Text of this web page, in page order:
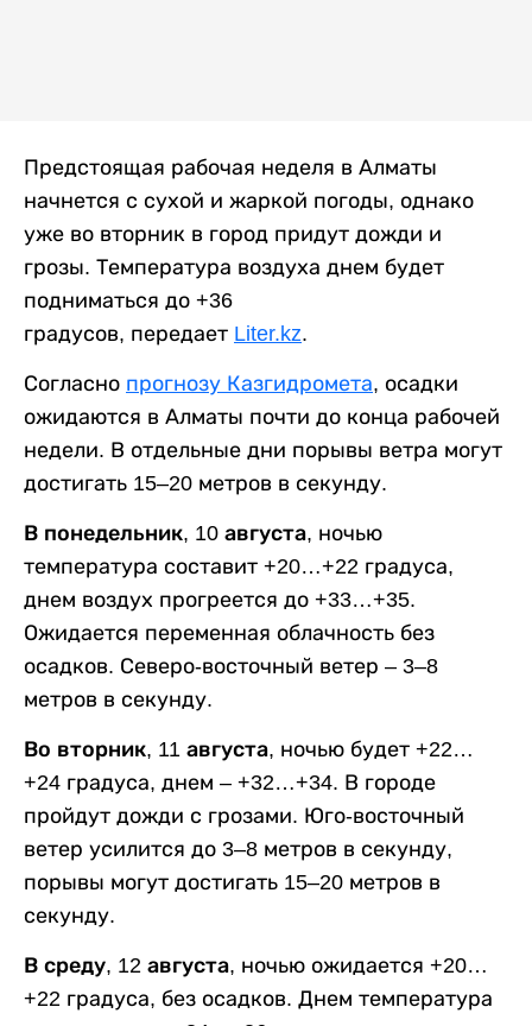
Предстоящая рабочая неделя в Алматы
начнется с сухой и жаркой погоды, однако
уже во вторник в город придут дожди и
грозы. Температура воздуха днем будет
подниматься до +36
градусов, передает Liter.kz.
Согласно прогнозу Казгидромета, осадки
ожидаются в Алматы почти до конца рабочей
недели. В отдельные дни порывы ветра могут
достигать 15–20 метров в секунду.
В понедельник, 10 августа, ночью
температура составит +20…+22 градуса,
днем воздух прогреется до +33…+35.
Ожидается переменная облачность без
осадков. Северо-восточный ветер – 3–8
метров в секунду.
Во вторник, 11 августа, ночью будет +22…
+24 градуса, днем – +32…+34. В городе
пройдут дожди с грозами. Юго-восточный
ветер усилится до 3–8 метров в секунду,
порывы могут достигать 15–20 метров в
секунду.
В среду, 12 августа, ночью ожидается +20…
+22 градуса, без осадков. Днем температура